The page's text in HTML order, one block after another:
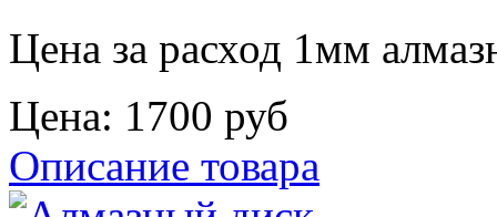
Цена за расход 1мм
Цена: 1700 руб
Описание товара